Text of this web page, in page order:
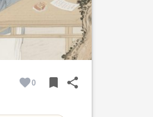
0 bookmarkBOOKMARK
shareSHARE